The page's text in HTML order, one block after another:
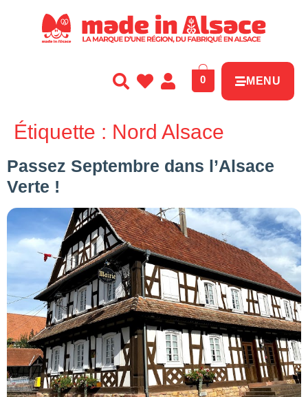
0 MENU
Étiquette : Nord Alsace
Passez Septembre dans l’Alsace
Verte !